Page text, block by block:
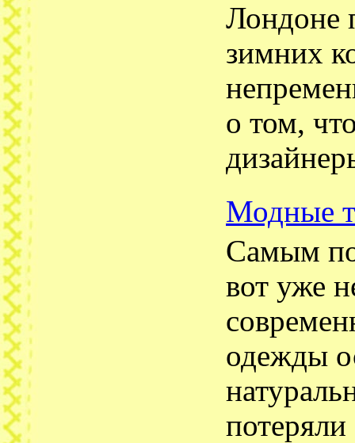
Лондоне
зимних
о том,
Модные
Самым
вот уже
одежды